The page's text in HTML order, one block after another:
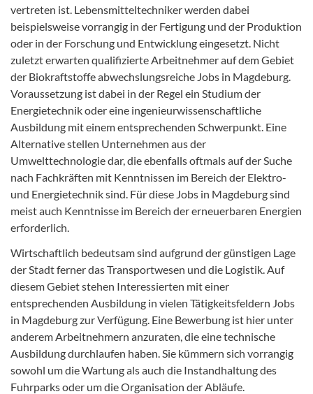
vertreten ist. Lebensmitteltechniker werden dabei
beispielsweise vorrangig in der Fertigung und der Produktion
oder in der Forschung und Entwicklung eingesetzt. Nicht
zuletzt erwarten qualifizierte Arbeitnehmer auf dem Gebiet
der Biokraftstoffe abwechslungsreiche Jobs in Magdeburg.
Voraussetzung ist dabei in der Regel ein Studium der
Energietechnik oder eine ingenieurwissenschaftliche
Ausbildung mit einem entsprechenden Schwerpunkt. Eine
Alternative stellen Unternehmen aus der
Umwelttechnologie dar, die ebenfalls oftmals auf der Suche
nach Fachkräften mit Kenntnissen im Bereich der Elektro-
und Energietechnik sind. Für diese Jobs in Magdeburg sind
meist auch Kenntnisse im Bereich der erneuerbaren Energien
erforderlich.
Wirtschaftlich bedeutsam sind aufgrund der günstigen Lage
der Stadt ferner das Transportwesen und die Logistik. Auf
diesem Gebiet stehen Interessierten mit einer
entsprechenden Ausbildung in vielen Tätigkeitsfeldern Jobs
in Magdeburg zur Verfügung. Eine Bewerbung ist hier unter
anderem Arbeitnehmern anzuraten, die eine technische
Ausbildung durchlaufen haben. Sie kümmern sich vorrangig
sowohl um die Wartung als auch die Instandhaltung des
Fuhrparks oder um die Organisation der Abläufe.